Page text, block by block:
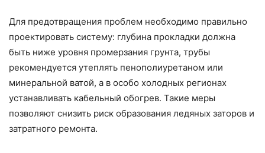
Для предотвращения проблем необходимо правильно
проектировать систему: глубина прокладки должна
быть ниже уровня промерзания грунта, трубы
рекомендуется утеплять пенополиуретаном или
минеральной ватой, а в особо холодных регионах
устанавливать кабельный обогрев. Такие меры
позволяют снизить риск образования ледяных заторов и
затратного ремонта.